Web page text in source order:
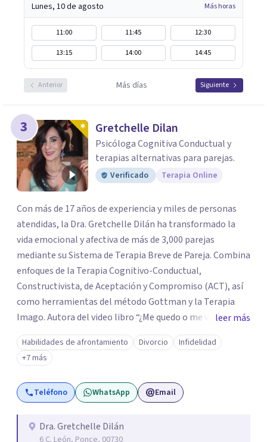
Lunes, 10 de agosto Más horas
11:00 11:45
12:30
13:15
14:00 14:45
Anterior Más días Siguiente
3 Gretchelle Dilan
Psicóloga Cognitiva Conductual y
terapias alternativas para parejas.
Verificado Terapia Online
Con más de 17 años de experiencia y miles de personas
atendidas, la Dra. Gretchelle Dilán ha transformado la
vida emocional y afectiva de más de 3,000 parejas
mediante su Sistema de Terapia Breve de Pareja. Combina
enfoques de la Terapia Cognitivo-Conductual,
Constructivista, de Aceptación y Compromiso (ACT), así
como herramientas del método Gottman y la Terapia
Imago. Autora del video libro “¿Me quedo o me voy de la
relación?”, ayuda a las personas a tomar decisiones
conscientes sobre su vida afectiva. En terapia, su
compromiso es ofrecer diagnósticos precisos,
tratamientos puntuales y planes de acción
personalizados basados en evidencia científica. Desde
buscan sanar, comunicarse mejor y reconectarse
leer más
Habilidades de afrontamiento Divorcio
Infidelidad
+7 más
Teléfono WhatsApp Email
Dra. Gretchelle Dilán
6 C. León, Ponce, 00730